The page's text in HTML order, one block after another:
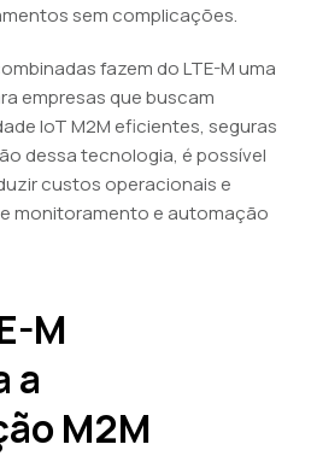
sem complicações.
fazem do LTE-M uma
empresas que buscam
IoT M2M eficientes, seguras
dessa tecnologia, é possível
custos operacionais e
monitoramento e automação
M
a
M2M